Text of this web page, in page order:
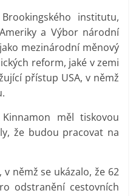
institutu,
a Výbor národní
mezinárodní měnový
reform, jaké v zemi
přístup USA, v němž
měl tiskovou
že budou pracovat na
němž se ukázalo, že 62
odstranění cestovních